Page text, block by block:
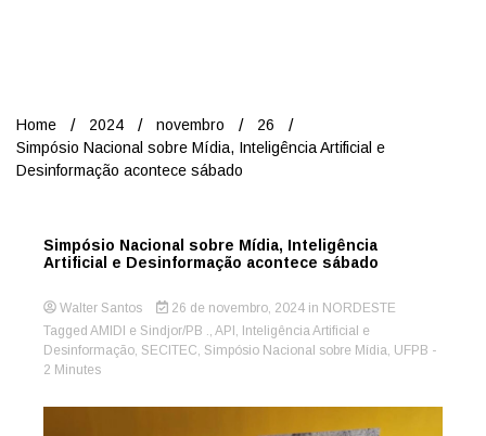
Home 2024 novembro
26
Simpósio Nacional sobre Mídia, Inteligência Artificial e
Desinformação acontece sábado
Simpósio Nacional sobre Mídia, Inteligência
Artificial e Desinformação acontece sábado
Walter Santos 26 de novembro, 2024 in NORDESTE
Tagged AMIDI e Sindjor/PB . API Inteligência Artificial e
Desinformação SECITEC Simpósio Nacional sobre Mídia UFPB -
2 Minutes